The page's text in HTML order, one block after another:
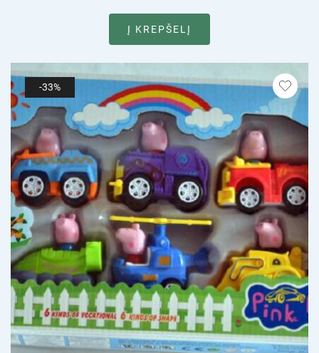
Į KREPŠELĮ
-33%